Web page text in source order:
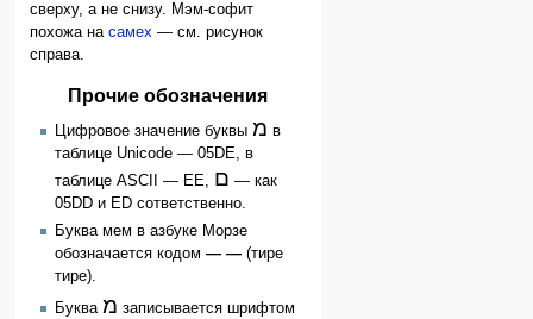
сверху, а не снизу. Мэм-софит
похожа насамех — см. рисунок
справа.
Прочие обозначения
Цифровое значение буквы מ в
таблице Unicode — 05DE, в
таблице ASCII — EE, ם — как
05DD и ЕD сответственно.
Буква мем в азбуке Морзе
обозначается кодом — —(тире
тире).
Буква מ записывается шрифтом